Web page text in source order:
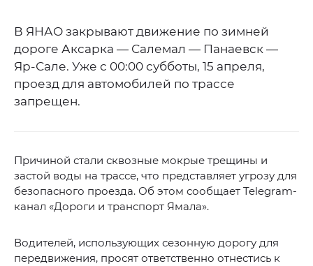
В ЯНАО закрывают движение по зимней
дороге Аксарка — Салемал — Панаевск —
Яр-Сале. Уже с 00:00 субботы, 15 апреля,
проезд для автомобилей по трассе
запрещен.
Причиной стали сквозные мокрые трещины и
застой воды на трассе, что представляет угрозу для
безопасного проезда. Об этом сообщает Telegram-
канал «Дороги и транспорт Ямала».
Водителей, использующих сезонную дорогу для
передвижения, просят ответственно отнестись к